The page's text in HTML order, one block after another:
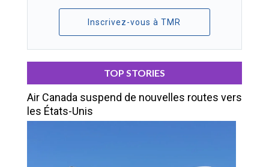
Inscrivez-vous à TMR
TOP STORIES
Air Canada suspend de nouvelles routes vers
les États-Unis